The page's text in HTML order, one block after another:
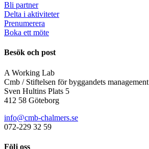
Bli partner
Delta i aktiviteter
Prenumerera
Boka ett möte
Besök och post
A Working Lab
Cmb / Stiftelsen för byggandets management
Sven Hultins Plats 5
412 58 Göteborg
info@cmb-chalmers.se
072-229 32 59
Följ oss